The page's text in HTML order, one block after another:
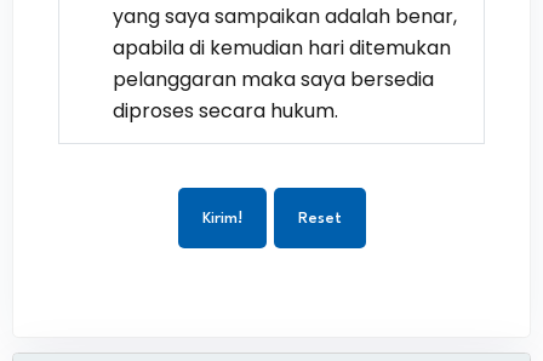
yang saya sampaikan adalah benar,
apabila di kemudian hari ditemukan
pelanggaran maka saya bersedia
diproses secara hukum.
Kirim! Reset